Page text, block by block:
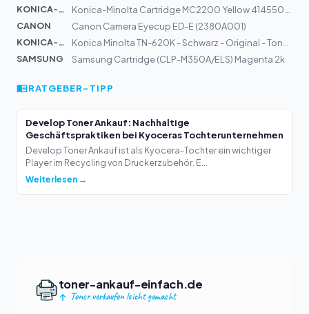
KONICA-MIN...
Konica-Minolta Cartridge MC2200 Yellow 4145503 Alt:1710...
CANON
Canon Camera Eyecup ED-E (2380A001)
KONICA-MIN...
Konica Minolta TN-620K - Schwarz - Original - Tonerpatr...
SAMSUNG
Samsung Cartridge (CLP-M350A/ELS) Magenta 2k
RATGEBER-TIPP
Develop Toner Ankauf: Nachhaltige
Geschäftspraktiken bei Kyoceras Tochterunternehmen
Develop Toner Ankauf ist als Kyocera-Tochter ein wichtiger
Player im Recycling von Druckerzubehör. E...
Weiterlesen →
toner-ankauf-einfach.de
Toner verkaufen leicht gemacht